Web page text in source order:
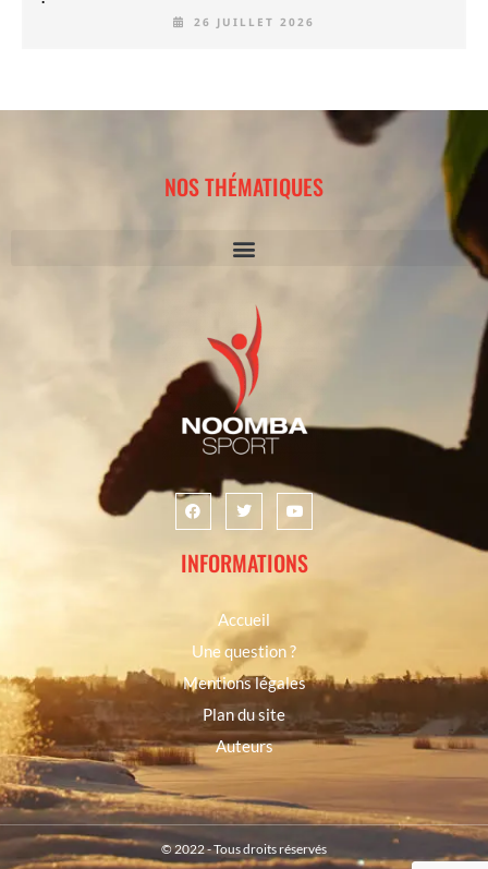
26 JUILLET 2026
NOS THÉMATIQUES
INFORMATIONS
Accueil
Une question ?
Mentions légales
Plan du site
Auteurs
© 2022 - Tous droits réservés